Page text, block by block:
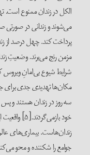
الکل در زندان ممنوع است.
می‌شوند و زندانی در صورتی
پرداخت کند. چهل درصد از
مزمن رنج می‌برند. وضعیتِ
شرایط شیوع بی‌امانِ ویروس
مکان‌ها تهدیدی جدی برای
سه روز در زندان هستند و پس
خود
زندان‌هاست. بیماری‌های
جوامع را شکننده و محو